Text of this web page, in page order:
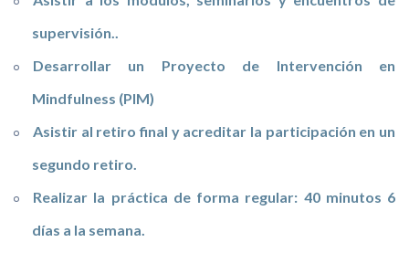
supervisión..
Desarrollar un Proyecto de Intervención en
Mindfulness (PIM)
Asistir al retiro final y acreditar la participación en un
segundo retiro.
Realizar la práctica de forma regular: 40 minutos 6
días a la semana.